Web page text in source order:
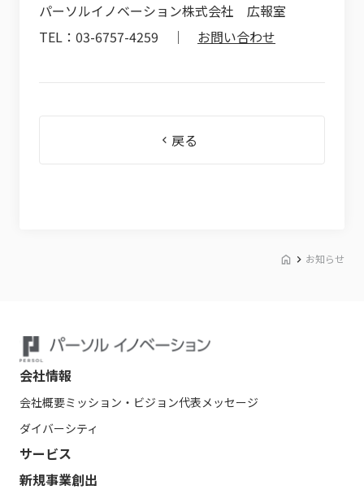
パーソルイノベーション株式会社 広報室
TEL：03-6757-4259 ｜ お問い合わせ
戻る
お知らせ
会社情報
会社概要ミッション・ビジョン代表メッセージ
ダイバーシティ
サービス
新規事業創出